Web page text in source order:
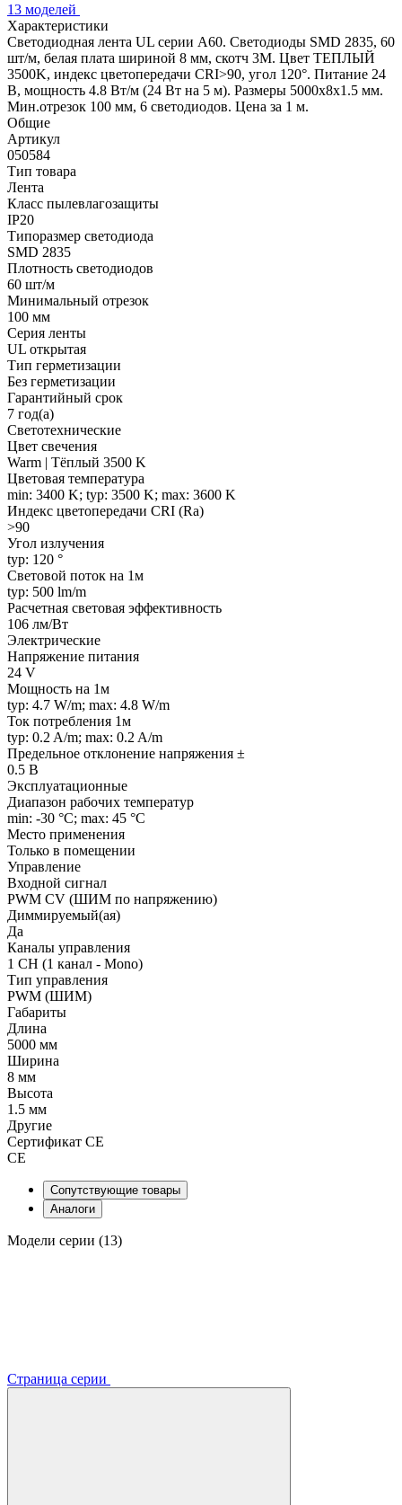
13 моделей
Характеристики
Светодиодная лента UL серии A60. Светодиоды SMD 2835, 60
шт/м, белая плата шириной 8 мм, скотч 3M. Цвет ТЕПЛЫЙ
3500K, индекс цветопередачи CRI>90, угол 120°. Питание 24
В, мощность 4.8 Вт/м (24 Вт на 5 м). Размеры 5000x8x1.5 мм.
Мин.отрезок 100 мм, 6 светодиодов. Цена за 1 м.
Общие
Артикул
050584
Тип товара
Лента
Класс пылевлагозащиты
IP20
Типоразмер светодиода
SMD 2835
Плотность светодиодов
60 шт/м
Минимальный отрезок
100 мм
Серия ленты
UL открытая
Тип герметизации
Без герметизации
Гарантийный срок
7 год(а)
Светотехнические
Цвет свечения
Warm | Тёплый 3500 K
Цветовая температура
min: 3400 K; typ: 3500 K; max: 3600 K
Индекс цветопередачи CRI (Ra)
>90
Угол излучения
typ: 120 °
Световой поток на 1м
typ: 500 lm/m
Расчетная световая эффективность
106 лм/Вт
Электрические
Напряжение питания
24 V
Мощность на 1м
typ: 4.7 W/m; max: 4.8 W/m
Ток потребления 1м
typ: 0.2 A/m; max: 0.2 A/m
Предельное отклонение напряжения ±
0.5 В
Эксплуатационные
Диапазон рабочих температур
min: -30 °C; max: 45 °C
Место применения
Только в помещении
Управление
Входной сигнал
PWM СV (ШИМ по напряжению)
Диммируемый(ая)
Да
Каналы управления
1 CH (1 канал - Mono)
Тип управления
PWM (ШИМ)
Габариты
Длина
5000 мм
Ширина
8 мм
Высота
1.5 мм
Другие
Сертификат CE
CE
Сопутствующие товары
Аналоги
Модели серии (13)
Страница серии